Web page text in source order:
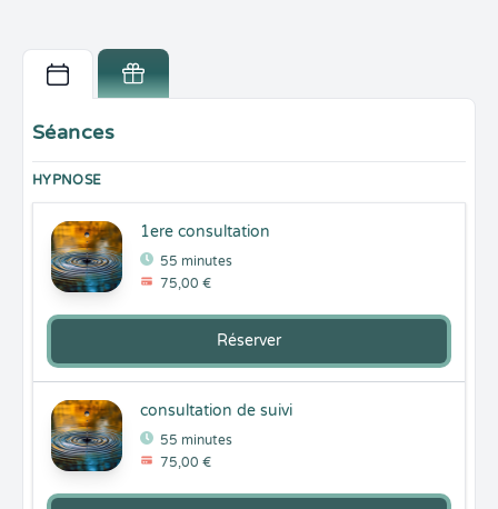
Séances
HYPNOSE
1ere consultation
55 minutes
75,00 €
Réserver
consultation de suivi
55 minutes
75,00 €